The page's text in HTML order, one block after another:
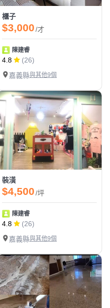
櫃子
$3,000/才
陳建睿
4.8
(26)
嘉義縣與其他9個
裝潢
$4,500/坪
陳建睿
4.8
(26)
嘉義縣與其他9個